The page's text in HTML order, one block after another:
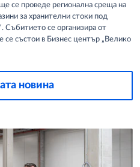
се проведе регионална среща на
за хранителни стоки под
Събитието се организира от
състои в Бизнес център „Велико
новина